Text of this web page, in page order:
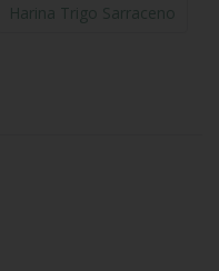
Harina Trigo Sarraceno